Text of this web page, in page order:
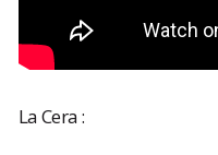
La Cera :